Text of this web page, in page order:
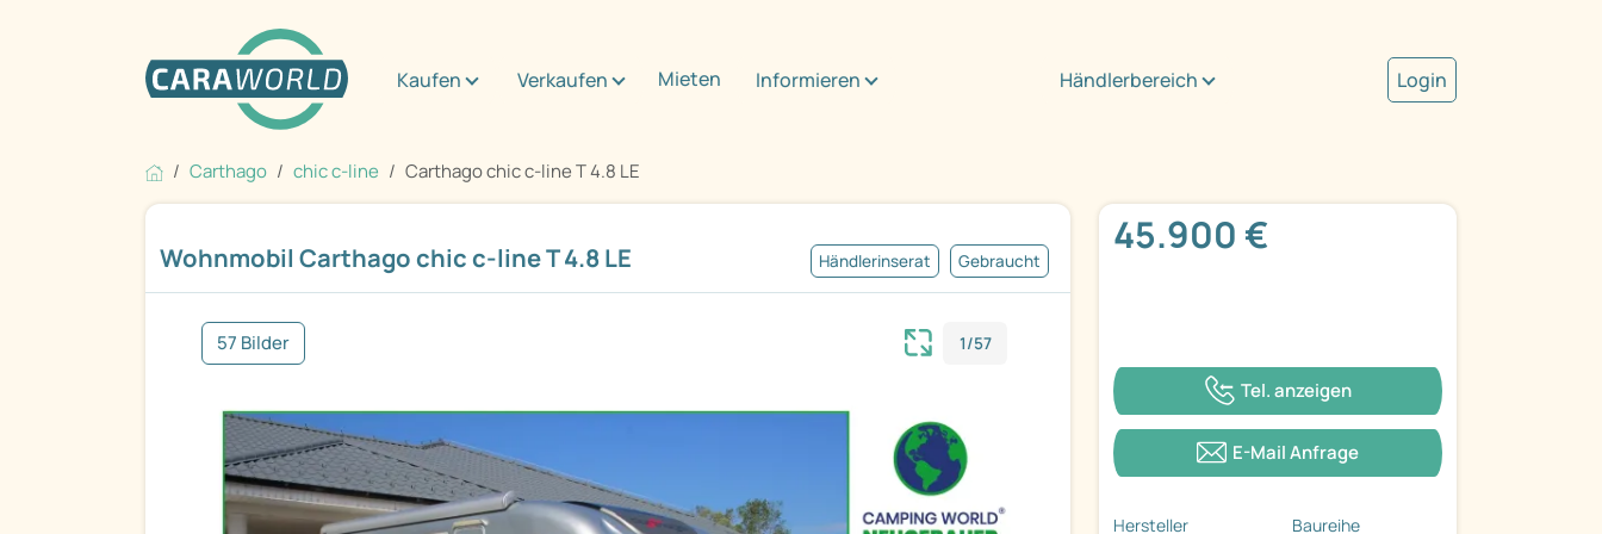
Kaufen Verkaufen Mieten Informieren Händlerbereich Login
Carthago chic c-line Carthago chic c-line T 4.8 LE
Wohnmobil Carthago chic c-line T 4.8 LE Händlerinserat Gebraucht
57 Bilder 1/57
45.900 €
Tel. anzeigen
E-Mail Anfrage
Hersteller Baureihe